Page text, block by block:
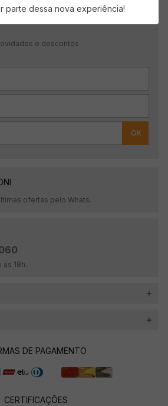
e descontos
OK
ofertas pelo Whats.
às 18h.
DE PAGAMENTO
CERTIFICAÇÕES
parte dessa nova experiência!